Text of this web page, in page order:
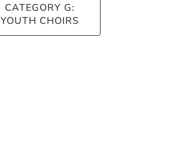
CATEGORY G:
YOUTH CHOIRS